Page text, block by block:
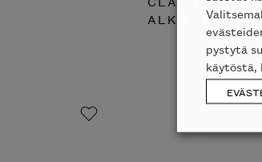
ALK.
5758€
pystytä
käytöstä,